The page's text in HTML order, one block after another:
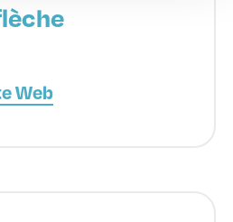
Web